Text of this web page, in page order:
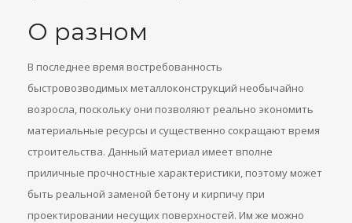
О разном
В последнее время востребованность
быстровозводимых металлоконструкций необычайно
возросла, поскольку они позволяют реально экономить
материальные ресурсы и существенно сокращают время
строительства. Данный материал имеет вполне
приличные прочностные характеристики, поэтому может
быть реальной заменой бетону и кирпичу при
проектировании несущих поверхностей. Им же можно